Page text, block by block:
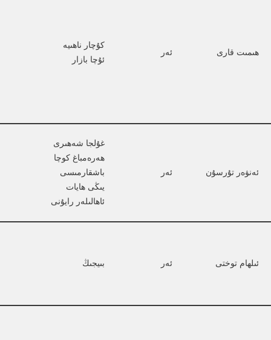
ھىمىت قارى ئەر
كۇچار ناھىيە
ئۇچا بازار
ئەنۋەر تۇرسۇن ئەر
غۇلجا شەھىرى
ھەرەمباغ كوچا
باشقارمىسى
يىڭى ھايات
ئاھالىلەر رايۇنى
ئىلھام توختى ئەر بىيجىڭ